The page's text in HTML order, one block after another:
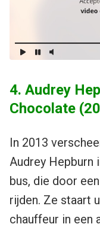
4. Audrey
Chocolate
In 2013
Audrey Hepburn
bus, die door
rijden. Ze staart
chauffeur in een